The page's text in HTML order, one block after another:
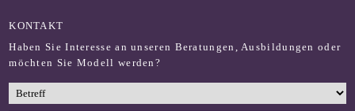
KONTAKT
Haben Sie Interesse an unseren Beratungen, Ausbildungen oder
möchten Sie Modell werden?